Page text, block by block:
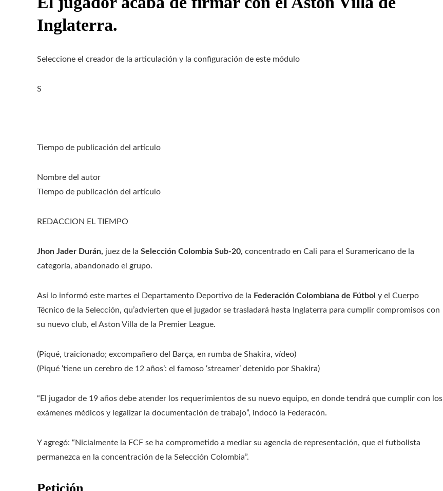
Inglaterra.
Seleccione el creador de la articulación y la configuración de este módulo
S
Tiempo de publicación del artículo
Nombre del autor
Tiempo de publicación del artículo
REDACCION EL TIEMPO
Jhon Jader Durán, juez de la Selección Colombia Sub-20, concentrado en Cali para el Suramericano de la
categoría, abandonado el grupo.
Así lo informó este martes el Departamento Deportivo de la Federación Colombiana de Fútbol y el Cuerpo
Técnico de la Selección, qu’advierten que el jugador se trasladará hasta Inglaterra para cumplir compromisos con
su nuevo club, el Aston Villa de la Premier League.
(Piqué, traicionado; excompañero del Barça, en rumba de Shakira, vídeo)
(Piqué ‘tiene un cerebro de 12 años’: el famoso ‘streamer’ detenido por Shakira)
“El jugador de 19 años debe atender los requerimientos de su nuevo equipo, en donde tendrá que cumplir con los
exámenes médicos y legalizar la documentación de trabajo”, indocó la Federacón.
Y agregó: “Nicialmente la FCF se ha comprometido a mediar su agencia de representación, que el futbolista
permanezca en la concentración de la Selección Colombia”.